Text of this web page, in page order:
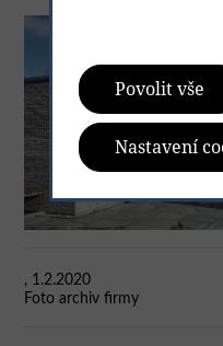
Povolit vše
Nastavení
, 1.2.2020
Foto archiv firmy